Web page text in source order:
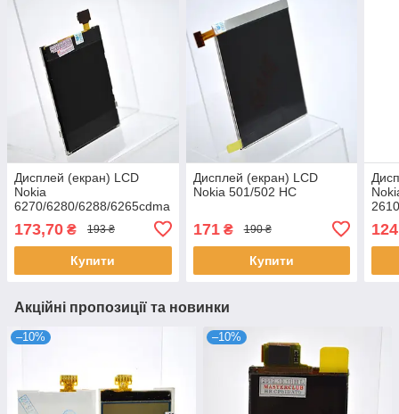
Дисплей (екран) LCD
Nokia
6270/6280/6288/6265cdma
173,70 ₴ 193 ₴
Купити
Дисплей (екран) LCD
Nokia 501/502 HC
171₴ 190 ₴
Купити
Акційні пропозиції та новинки
–10% –10%